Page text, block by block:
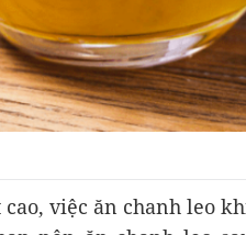
việc ăn chanh leo